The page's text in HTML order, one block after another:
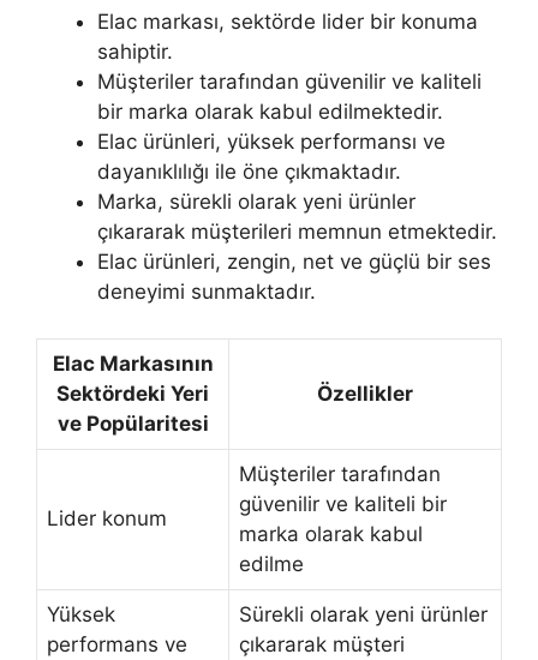
Elac markası, sektörde lider bir konuma
sahiptir.
Müşteriler tarafından güvenilir ve kaliteli
bir marka olarak kabul edilmektedir.
Elac ürünleri, yüksek performansı ve
dayanıklılığı ile öne çıkmaktadır.
Marka, sürekli olarak yeni ürünler
çıkararak müşterileri memnun etmektedir.
Elac ürünleri, zengin, net ve güçlü bir ses
deneyimi sunmaktadır.
Elac Markasının
Sektördeki Yeri
ve Popülaritesi
Özellikler
Lider konum
Müşteriler tarafından
güvenilir ve kaliteli bir
marka olarak kabul
edilme
Yüksek
performans ve
Sürekli olarak yeni ürünler
çıkararak müşteri